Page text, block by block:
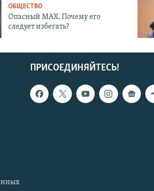
ОБЩЕСТВО
Опасный MAX. Почему его
следует избегать?
ПРИСОЕДИНЯЙТЕСЬ!